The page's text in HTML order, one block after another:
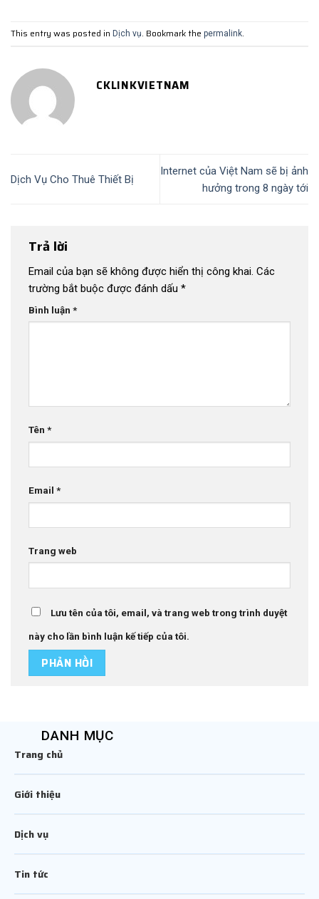
This entry was posted in Dịch vụ. Bookmark the permalink.
CKLINKVIETNAM
Dịch Vụ Cho Thuê Thiết Bị
Internet của Việt Nam sẽ bị ảnh
hưởng trong 8 ngày tới
Trả lời
Email của bạn sẽ không được hiển thị công khai. Các
trường bắt buộc được đánh dấu *
Bình luận *
Tên *
Email *
Trang web
Lưu tên của tôi, email, và trang web trong trình duyệt
này cho lần bình luận kế tiếp của tôi.
DANH MỤC
Trang chủ
Giới thiệu
Dịch vụ
Tin tức